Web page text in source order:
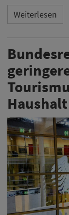
Weiterlesen